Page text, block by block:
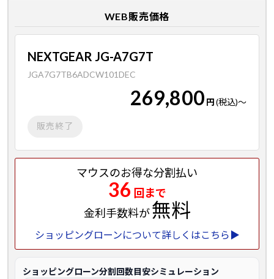
WEB販売価格
NEXTGEAR JG-A7G7T
JGA7G7TB6ADCW101DEC
269,800 円(税込)～
販売終了
マウスのお得な分割払い
36 回まで
金利手数料が無料
ショッピングローンについて詳しくはこちら▶
ショッピングローン分割回数目安シミュレーション